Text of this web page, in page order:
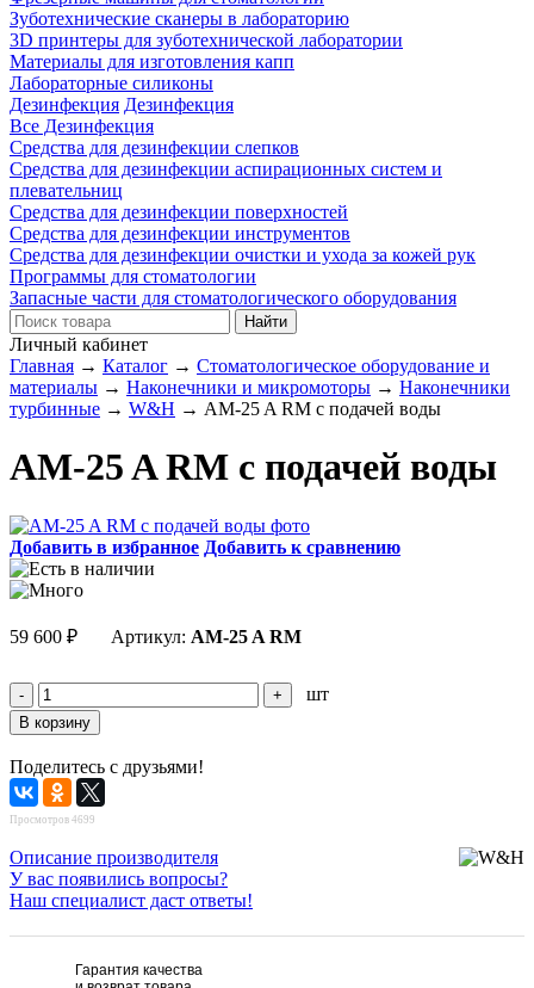
Зуботехнические сканеры в лабораторию
3D принтеры для зуботехнической лаборатории
Материалы для изготовления капп
Лабораторные силиконы
Дезинфекция Дезинфекция
Все Дезинфекция
Средства для дезинфекции слепков
Средства для дезинфекции аспирационных систем и
плевательниц
Средства для дезинфекции поверхностей
Средства для дезинфекции инструментов
Средства для дезинфекции очистки и ухода за кожей рук
Программы для стоматологии
Запасные части для стоматологического оборудования
Личный кабинет
Главная → Каталог → Стоматологическое оборудование и
материалы → Наконечники и микромоторы → Наконечники
турбинные → W&H → АM-25 A RM с подачей воды
АM-25 A RM с подачей воды
Добавить в избранное Добавить к сравнению
59 600 ₽ Артикул: АM-25 A RM
шт
Поделитесь с друзьями!
Просмотров 4699
Описание производителя
У вас появились вопросы?
Наш специалист даст ответы!
Гарантия качества